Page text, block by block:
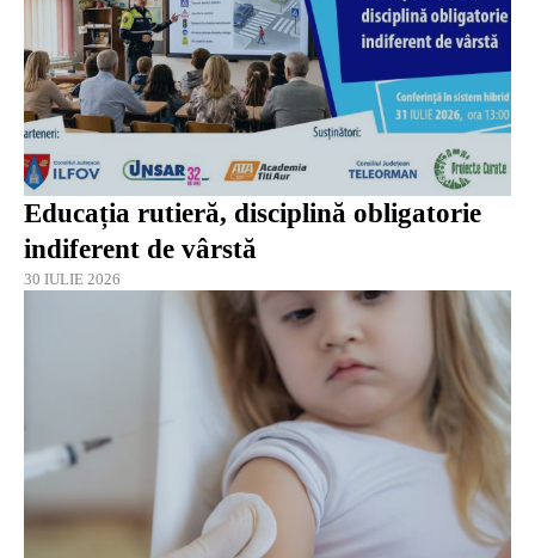
Educația rutieră, disciplină obligatorie
indiferent de vârstă
30 IULIE 2026